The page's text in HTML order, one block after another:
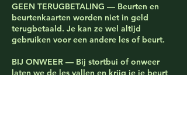
GEEN TERUGBETALING — Beurten en
beurtenkaarten worden niet in geld
terugbetaald. Je kan ze wel altijd
gebruiken voor een andere les of beurt.
BIJ ONWEER — Bij stortbui of onweer
laten we de les vallen en krijg je je beurt